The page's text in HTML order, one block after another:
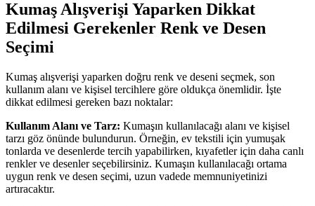
Kumaş Alışverişi Yaparken Dikkat
Edilmesi Gerekenler Renk ve Desen
Seçimi
Kumaş alışverişi yaparken doğru renk ve deseni seçmek, son
kullanım alanı ve kişisel tercihlere göre oldukça önemlidir. İşte
dikkat edilmesi gereken bazı noktalar:
Kullanım Alanı ve Tarz: Kumaşın kullanılacağı alanı ve kişisel
tarzı göz önünde bulundurun. Örneğin, ev tekstili için yumuşak
tonlarda ve desenlerde tercih yapabilirken, kıyafetler için daha canlı
renkler ve desenler seçebilirsiniz. Kumaşın kullanılacağı ortama
uygun renk ve desen seçimi, uzun vadede memnuniyetinizi
artıracaktır.